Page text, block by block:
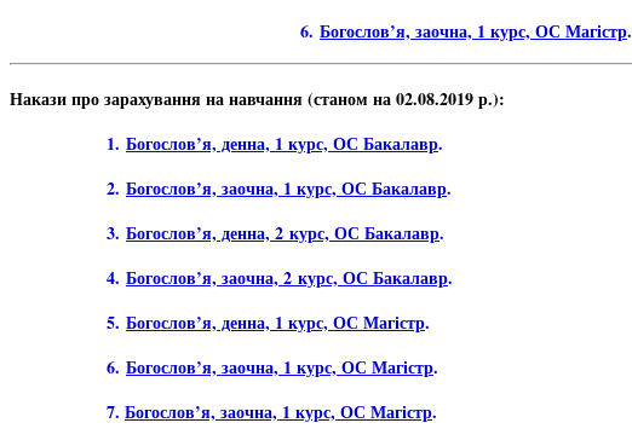
6. Богослов’я, заочна, 1 курс, ОС Магістр.
Накази про зарахування на навчання (станом на 02.08.2019 р.):
1. Богослов’я, денна, 1 курс, ОС Бакалавр.
2. Богослов’я, заочна, 1 курс, ОС Бакалавр.
3. Богослов’я, денна, 2 курс, ОС Бакалавр.
4. Богослов’я, заочна, 2 курс, ОС Бакалавр.
5. Богослов’я, денна, 1 курс, ОС Магістр.
6. Богослов’я, заочна, 1 курс, ОС Магістр.
7. Богослов’я, заочна, 1 курс, ОС Магістр.